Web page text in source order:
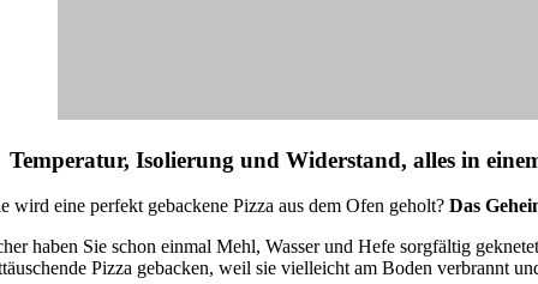
Temperatur, Isolierung und Widerstand, alles in
wird eine perfekt gebackene Pizza aus dem Ofen geholt?Das
haben Sie schon einmal Mehl, Wasser und Hefe sorgfältig
Pizza gebacken, weil sie vielleicht am Boden verbrannt